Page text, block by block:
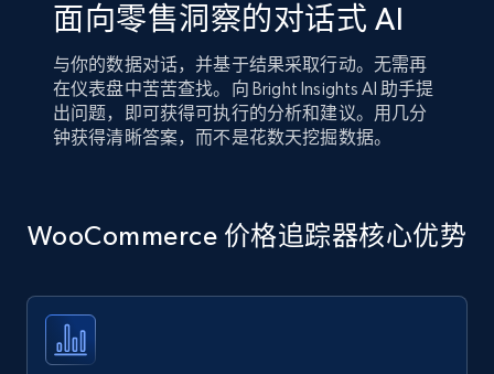
面向零售洞察的对话式 AI
与你的数据对话，并基于结果采取行动。无需再
在仪表盘中苦苦查找。向 Bright Insights AI 助手提
出问题，即可获得可执行的分析和建议。用几分
钟获得清晰答案，而不是花数天挖掘数据。
WooCommerce 价格追踪器核心优势